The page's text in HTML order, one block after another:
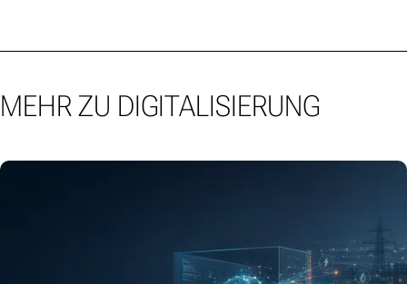
MEHR ZU DIGITALISIERUNG